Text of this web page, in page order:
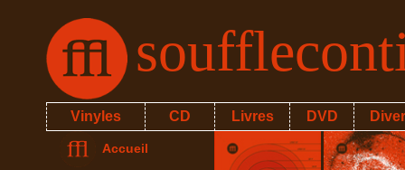
Vinyles CD Livres DVD
Accueil